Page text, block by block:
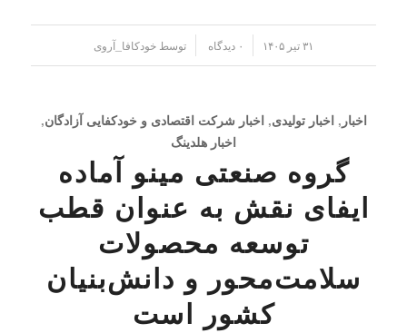
۳۱ تیر ۱۴۰۵/ ۰ دیدگاه توسط خودکافا_آر‌وی
اخبار , اخبار تولیدی, اخبار شرکت اقتصادی و خودکفایی آزادگان,
اخبار هلدینگ
گروه صنعتی مینو آماده
ایفای نقش به عنوان قطب
توسعه محصولات
سلامت‌محور و دانش‌بنیان
کشور است